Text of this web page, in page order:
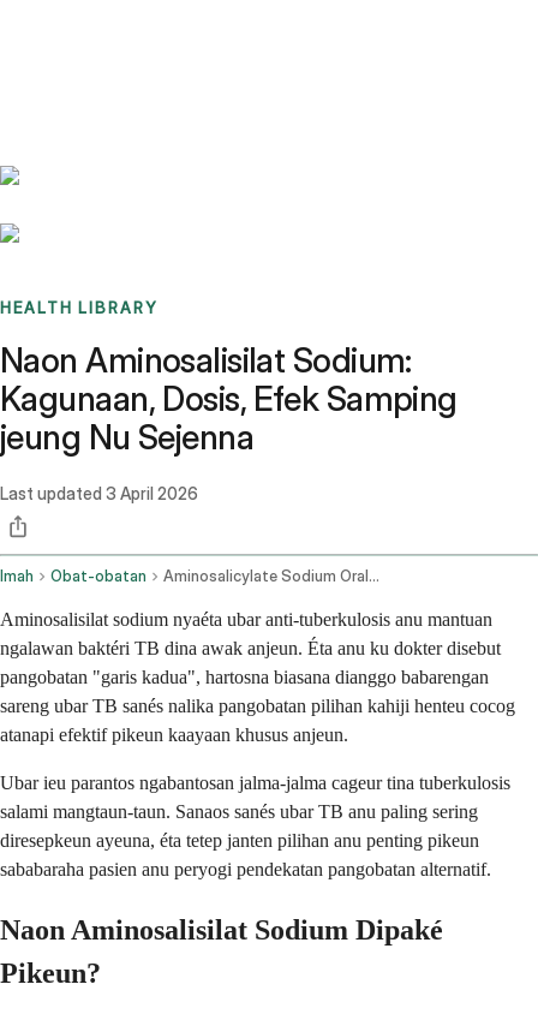
HEALTH LIBRARY
Naon Aminosalisilat Sodium:
Kagunaan, Dosis, Efek Samping
jeung Nu Sejenna
Last updated 3 April 2026
Imah Obat-obatan Aminosalicylate Sodium Oral Route
Aminosalisilat sodium nyaéta ubar anti-tuberkulosis anu mantuan
ngalawan baktéri TB dina awak anjeun. Éta anu ku dokter disebut
pangobatan "garis kadua", hartosna biasana dianggo babarengan
sareng ubar TB sanés nalika pangobatan pilihan kahiji henteu cocog
atanapi efektif pikeun kaayaan khusus anjeun.
Ubar ieu parantos ngabantosan jalma-jalma cageur tina tuberkulosis
salami mangtaun-taun. Sanaos sanés ubar TB anu paling sering
diresepkeun ayeuna, éta tetep janten pilihan anu penting pikeun
sababaraha pasien anu peryogi pendekatan pangobatan alternatif.
Naon Aminosalisilat Sodium Dipaké
Pikeun?